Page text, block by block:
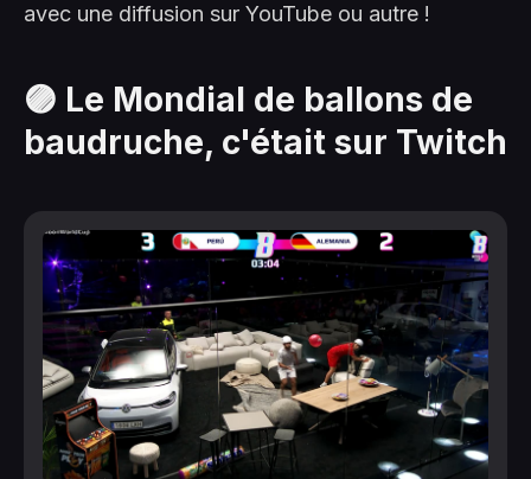
avec une diffusion sur YouTube ou autre !
🟣 Le Mondial de ballons de
baudruche, c'était sur Twitch